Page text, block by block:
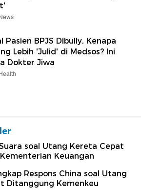
Pasien BPJS Dibully, Kenapa
Lebih 'Julid' di Medsos? Ini
Dokter Jiwa
soal Utang Kereta Cepat
Keuangan
Respons China soal Utang
Ditanggung Kemenkeu